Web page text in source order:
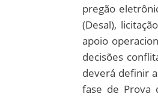
pregão
(Desal),
apoio
decisões
deverá definir
fase de Prova